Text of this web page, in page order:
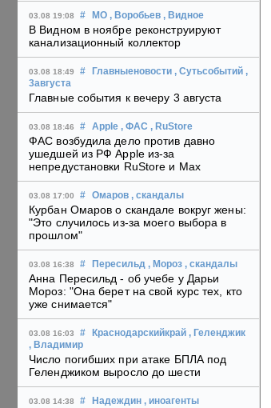
03.08 19:08 # МО , Воробьев , Видное
В Видном в ноябре реконструируют
канализационный коллектор
03.08 18:49 # Главныеновости , Сутьсобытий ,
3августа
Главные события к вечеру 3 августа
03.08 18:46 # Apple , ФАС , RuStore
ФАС возбудила дело против давно
ушедшей из РФ Apple из-за
непредустановки RuStore и Max
03.08 17:00 # Омаров , скандалы
Курбан Омаров о скандале вокруг жены:
"Это случилось из-за моего выбора в
прошлом"
03.08 16:38 # Пересильд , Мороз , скандалы
Анна Пересильд - об учебе у Дарьи
Мороз: "Она берет на свой курс тех, кто
уже снимается"
03.08 16:03 # Краснодарскийкрай , Геленджик
, Владимир
Число погибших при атаке БПЛА под
Геленджиком выросло до шести
03.08 14:38 # Надеждин , иноагенты